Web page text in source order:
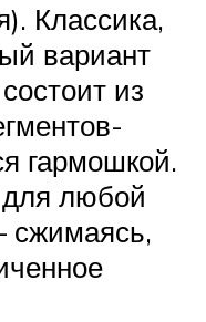
Классика,
вариант
из
гармошкой.
для любой
сжимаясь,